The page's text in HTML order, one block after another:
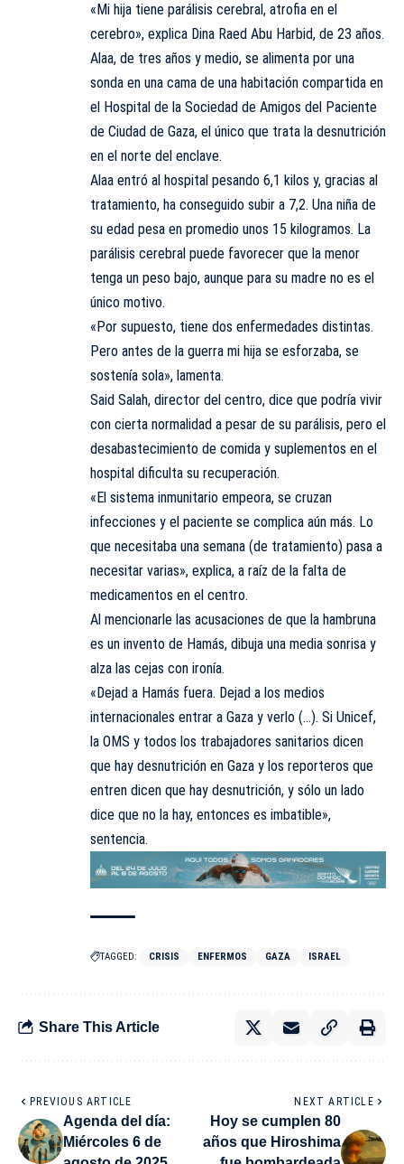
«Mi hija tiene parálisis cerebral, atrofia en el
cerebro», explica Dina Raed Abu Harbid, de 23 años.
Alaa, de tres años y medio, se alimenta por una
sonda en una cama de una habitación compartida en
el Hospital de la Sociedad de Amigos del Paciente
de Ciudad de Gaza, el único que trata la desnutrición
en el norte del enclave.
Alaa entró al hospital pesando 6,1 kilos y, gracias al
tratamiento, ha conseguido subir a 7,2. Una niña de
su edad pesa en promedio unos 15 kilogramos. La
parálisis cerebral puede favorecer que la menor
tenga un peso bajo, aunque para su madre no es el
único motivo.
«Por supuesto, tiene dos enfermedades distintas.
Pero antes de la guerra mi hija se esforzaba, se
sostenía sola», lamenta.
Said Salah, director del centro, dice que podría vivir
con cierta normalidad a pesar de su parálisis, pero el
desabastecimiento de comida y suplementos en el
hospital dificulta su recuperación.
«El sistema inmunitario empeora, se cruzan
infecciones y el paciente se complica aún más. Lo
que necesitaba una semana (de tratamiento) pasa a
necesitar varias», explica, a raíz de la falta de
medicamentos en el centro.
Al mencionarle las acusaciones de que la hambruna
es un invento de Hamás, dibuja una media sonrisa y
alza las cejas con ironía.
«Dejad a Hamás fuera. Dejad a los medios
internacionales entrar a Gaza y verlo (…). Si Unicef,
la OMS y todos los trabajadores sanitarios dicen
que hay desnutrición en Gaza y los reporteros que
entren dicen que hay desnutrición, y sólo un lado
dice que no la hay, entonces es imbatible»,
sentencia.
TAGGED: CRISIS ENFERMOS GAZA ISRAEL
Share This Article
PREVIOUS ARTICLE
Agenda del día:
Miércoles 6 de
NEXT ARTICLE
Hoy se cumplen 80
años que Hiroshima